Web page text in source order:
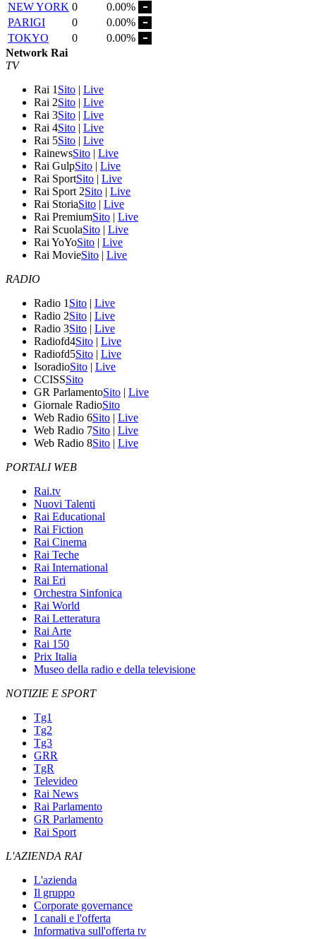
NEW YORK 0
0.00%
PARIGI
0
0.00%
TOKYO
0
0.00%
Network Rai
TV
Rai 1 Sito | Live
Rai 2Sito | Live
Rai 3Sito | Live
Rai 4Sito | Live
Rai 5Sito | Live
RainewsSito | Live
Rai GulpSito | Live
Rai SportSito | Live
Rai Sport 2Sito | Live
Rai StoriaSito | Live
Rai PremiumSito | Live
Rai ScuolaSito | Live
Rai YoYoSito | Live
Rai MovieSito | Live
RADIO
Radio 1 Sito | Live
Radio 2Sito | Live
Radio 3Sito | Live
Radiofd4Sito | Live
Radiofd5Sito | Live
IsoradioSito | Live
CCISSSito
GR ParlamentoSito | Live
Giornale RadioSito
Web Radio 6Sito | Live
Web Radio 7Sito | Live
Web Radio 8Sito | Live
PORTALI WEB
Rai.tv
Nuovi Talenti
Rai Educational
Rai Fiction
Rai Cinema
Rai Teche
Rai International
Rai Eri
Orchestra Sinfonica
Rai World
Rai Letteratura
Rai Arte
Rai 150
Prix Italia
Museo della radio e della televisione
NOTIZIE E SPORT
Tg1
Tg2
Tg3
GRR
TgR
Televideo
Rai News
Rai Parlamento
GR Parlamento
Rai Sport
L'AZIENDA RAI
L'azienda
Il gruppo
Corporate governance
I canali e l'offerta
Informativa sull'offerta tv